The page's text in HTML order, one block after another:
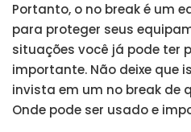
Portanto, o no break é um
para proteger seus
situações você já pode ter
importante. Não deixe que
invista em um no break de
Onde pode ser usado e